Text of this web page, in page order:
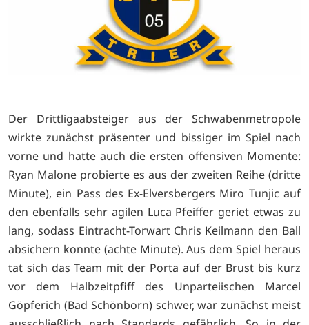
Der Drittligaabsteiger aus der Schwabenmetropole
wirkte zunächst präsenter und bissiger im Spiel nach
vorne und hatte auch die ersten offensiven Momente:
Ryan Malone probierte es aus der zweiten Reihe (dritte
Minute), ein Pass des Ex-Elversbergers Miro Tunjic auf
den ebenfalls sehr agilen Luca Pfeiffer geriet etwas zu
lang, sodass Eintracht-Torwart Chris Keilmann den Ball
absichern konnte (achte Minute). Aus dem Spiel heraus
tat sich das Team mit der Porta auf der Brust bis kurz
vor dem Halbzeitpfiff des Unparteiischen Marcel
Göpferich (Bad Schönborn) schwer, war zunächst meist